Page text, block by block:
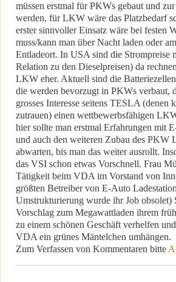
müssen erstmal für PKWs gebaut und
werden, für LKW wäre das Platzbedarf
erster sinnvoller Einsatz wäre bei festen
muss/kann man über Nacht laden oder
Entladeort. In USA sind die Strompreise
Relation zu den Dieselpreisen) da
LKW eher. Aktuell sind die
die werden bevorzugt in PKWs verbaut,
grosses Interesse seitens TESLA (denen
zutrauen) einen wettbewerbsfähigen
hier sollte man erstmal Erfahrungen mit
und auch den weiteren Zubau des PKW
abwarten, bis man das weiter ausrollt.
das VSI schon etwas Vorschnell. Frau
Tätigkeit beim VDA im Vorstand von
größten Betreiber von E-Auto
Umstrukturierung wurde ihr Job obsolet)
Vorschlag zum Megawattladen ihrem
zu einem schönen Geschäft verhelfen
VDA ein grünes Mäntelchen umhängen.
Zum Verfassen von Kommentaren bitte